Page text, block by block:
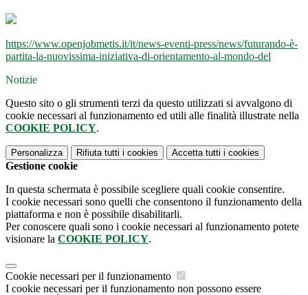
https://www.openjobmetis.it/it/news-eventi-press/news/futurando-è-
partita-la-nuovissima-iniziativa-di-orientamento-al-mondo-del
Notizie
Questo sito o gli strumenti terzi da questo utilizzati si avvalgono di
cookie necessari al funzionamento ed utili alle finalità illustrate nella
COOKIE POLICY.
Personalizza Rifiuta tutti i cookies Accetta tutti i cookies
Gestione cookie
In questa schermata è possibile scegliere quali cookie consentire.
I cookie necessari sono quelli che consentono il funzionamento della
piattaforma e non è possibile disabilitarli.
Per conoscere quali sono i cookie necessari al funzionamento potete
visionare la COOKIE POLICY.
Cookie necessari per il funzionamento
I cookie necessari per il funzionamento non possono essere